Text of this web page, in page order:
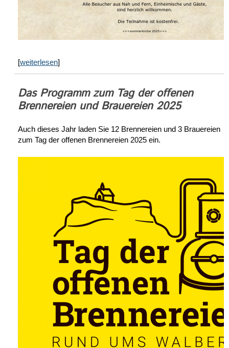
[weiterlesen]
Das Programm zum Tag der offenen
Brennereien und Brauereien 2025
Auch dieses Jahr laden Sie 12 Brennereien und 3 Brauereien
zum Tag der offenen Brennereien 2025 ein.